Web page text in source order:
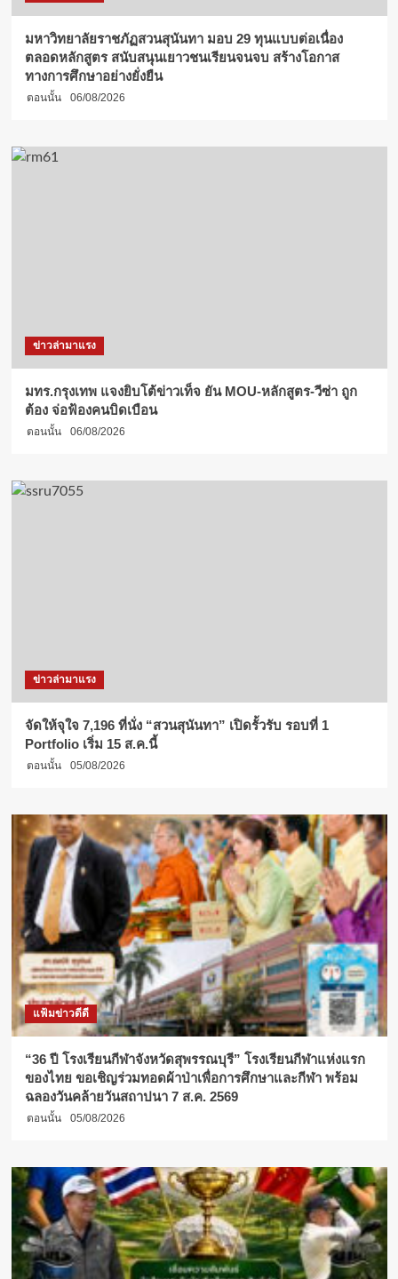
มหาวิทยาลัยราชภัฏสวนสุนันทา มอบ 29 ทุนแบบต่อเนื่อง
ตลอดหลักสูตร สนับสนุนเยาวชนเรียนจนจบ สร้างโอกาส
ทางการศึกษาอย่างยั่งยืน
ตอนนั้น 06/08/2026
ข่าวล่ามาแรง
มทร.กรุงเทพ แจงยิบโต้ข่าวเท็จ ยัน MOU-หลักสูตร-วีซ่า ถูก
ต้อง จ่อฟ้องคนบิดเบือน
ตอนนั้น 06/08/2026
ข่าวล่ามาแรง
จัดให้จุใจ 7,196 ที่นั่ง “สวนสุนันทา” เปิดรั้วรับ รอบที่ 1
Portfolio เริ่ม 15 ส.ค.นี้
ตอนนั้น 05/08/2026
แฟ้มข่าวดีดี
“36 ปี โรงเรียนกีฬาจังหวัดสุพรรณบุรี” โรงเรียนกีฬาแห่งแรก
ของไทย ขอเชิญร่วมทอดผ้าป่าเพื่อการศึกษาและกีฬา พร้อม
ฉลองวันคล้ายวันสถาปนา 7 ส.ค. 2569
ตอนนั้น 05/08/2026